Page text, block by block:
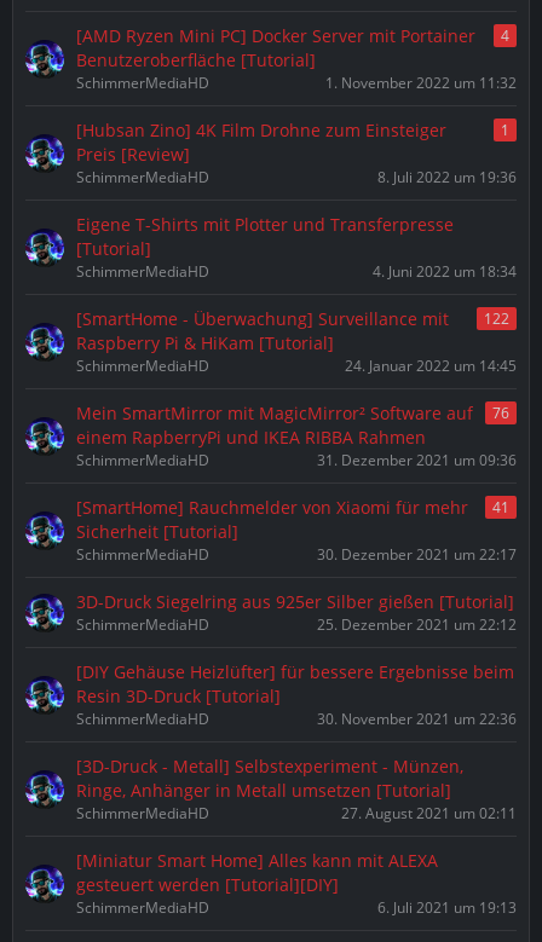
[AMD Ryzen Mini PC] Docker Server mit Portainer
Benutzeroberfläche [Tutorial]
4
SchimmerMediaHD 1. November 2022 um 11:32
[Hubsan Zino] 4K Film Drohne zum Einsteiger
Preis [Review]
1
SchimmerMediaHD 8. Juli 2022 um 19:36
Eigene T-Shirts mit Plotter und Transferpresse
[Tutorial]
SchimmerMediaHD 4. Juni 2022 um 18:34
[SmartHome - Überwachung] Surveillance mit
Raspberry Pi & HiKam [Tutorial]
122
SchimmerMediaHD 24. Januar 2022 um 14:45
Mein SmartMirror mit MagicMirror² Software auf
einem RapberryPi und IKEA RIBBA Rahmen
76
SchimmerMediaHD 31. Dezember 2021 um 09:36
[SmartHome] Rauchmelder von Xiaomi für mehr
Sicherheit [Tutorial]
41
SchimmerMediaHD 30. Dezember 2021 um 22:17
3D-Druck Siegelring aus 925er Silber gießen [Tutorial]
SchimmerMediaHD 25. Dezember 2021 um 22:12
[DIY Gehäuse Heizlüfter] für bessere Ergebnisse beim
Resin 3D-Druck [Tutorial]
SchimmerMediaHD 30. November 2021 um 22:36
[3D-Druck - Metall] Selbstexperiment - Münzen,
Ringe, Anhänger in Metall umsetzen [Tutorial]
SchimmerMediaHD 27. August 2021 um 02:11
[Miniatur Smart Home] Alles kann mit ALEXA
gesteuert werden [Tutorial][DIY]
SchimmerMediaHD 6. Juli 2021 um 19:13